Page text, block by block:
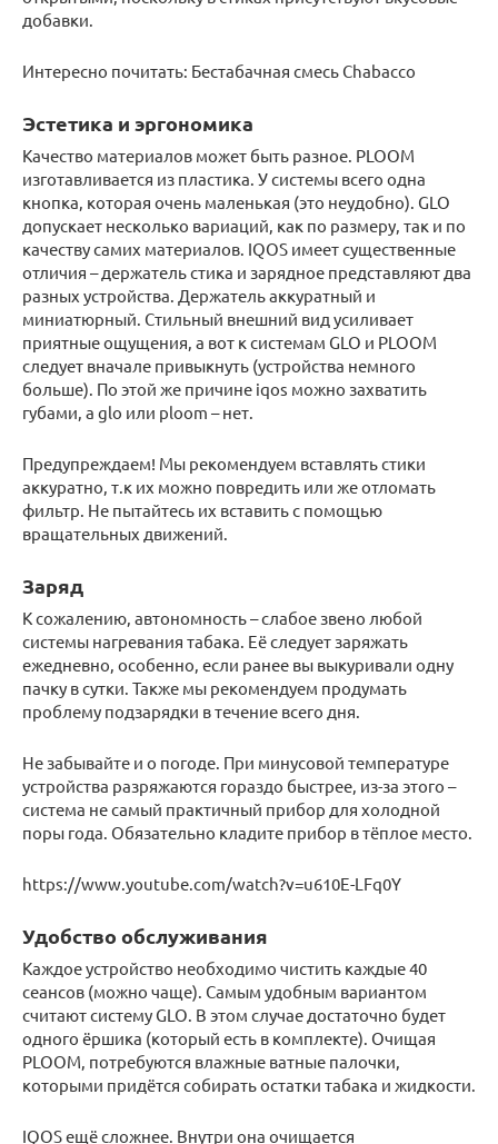
добавки.
Интересно почитать: Бестабачная смесь Chabacco
Эстетика и эргономика
Качество материалов может быть разное. PLOOM
изготавливается из пластика. У системы всего одна
кнопка, которая очень маленькая (это неудобно). GLO
допускает несколько вариаций, как по размеру, так и по
качеству самих материалов. IQOS имеет существенные
отличия – держатель стика и зарядное представляют два
разных устройства. Держатель аккуратный и
миниатюрный. Стильный внешний вид усиливает
приятные ощущения, а вот к системам GLO и PLOOM
следует вначале привыкнуть (устройства немного
больше). По этой же причине iqos можно захватить
губами, а glo или ploom – нет.
Предупреждаем! Мы рекомендуем вставлять стики
аккуратно, т.к их можно повредить или же отломать
фильтр. Не пытайтесь их вставить с помощью
вращательных движений.
Заряд
К сожалению, автономность – слабое звено любой
системы нагревания табака. Её следует заряжать
ежедневно, особенно, если ранее вы выкуривали одну
пачку в сутки. Также мы рекомендуем продумать
проблему подзарядки в течение всего дня.
Не забывайте и о погоде. При минусовой температуре
устройства разряжаются гораздо быстрее, из-за этого –
система не самый практичный прибор для холодной
поры года. Обязательно кладите прибор в тёплое место.
https://www.youtube.com/watch?v=u610E-LFq0Y
Удобство обслуживания
Каждое устройство необходимо чистить каждые 40
сеансов (можно чаще). Самым удобным вариантом
считают систему GLO. В этом случае достаточно будет
одного ёршика (который есть в комплекте). Очищая
PLOOM, потребуются влажные ватные палочки,
которыми придётся собирать остатки табака и жидкости.
IQOS ещё сложнее. Внутри она очищается